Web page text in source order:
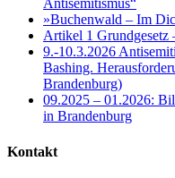
Antisemitismus“
»Buchenwald – Im
Artikel 1 Grundgesetz
9.-10.3.2026
Bashing.
Brandenburg)
09.2025 – 01.2026:
in Brandenburg
Kontakt